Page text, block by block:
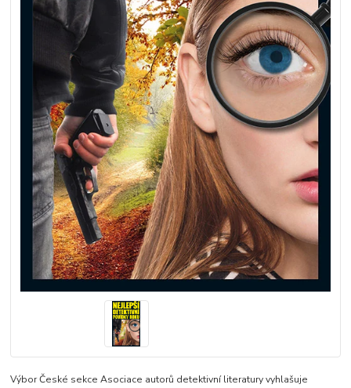
Výbor České sekce Asociace autorů detektivní literatury vyhlašuje